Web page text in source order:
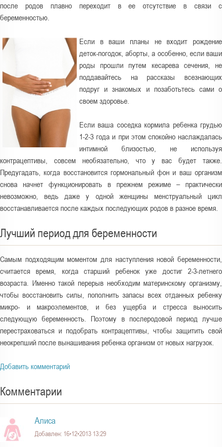
после родов плавно переходит в ее отсутствие в связи с
беременностью.
Если в ваши планы не входит рождение
деток-погодок, аборты, а особенно, если ваши
роды прошли путем кесарева сечения, не
поддавайтесь на рассказы всезнающих
подруг и знакомых и позаботьтесь сами о
своем здоровье.
Если ваша соседка кормила ребенка грудью
1-2-3 года и при этом спокойно наслаждалась
интимной близостью, не используя
контрацептивы, совсем необязательно, что у вас будет также.
Предугадать, когда восстановится гормональный фон и ваш организм
снова начнет функционировать в прежнем режиме – практически
невозможно, ведь даже у одной женщины менструальный цикл
восстанавливается после каждых последующих родов в разное время.
Лучший период для беременности
Самым подходящим моментом для наступления новой беременности,
считается время, когда старший ребенок уже достиг 2-3-летнего
возраста. Именно такой перерыв необходим материнскому организму,
чтобы восстановить силы, пополнить запасы всех отданных ребенку
микро- и макроэлементов, и без ущерба и стресса выносить
следующую беременность. Поэтому в послеродовой период лучше
перестраховаться и подобрать контрацептивы, чтобы защитить свой
неокрепший после вынашивания ребенка организм от новых нагрузок.
Добавить комментарий
Комментарии
Алиса
Добавлен: 16•12•2013 13:29